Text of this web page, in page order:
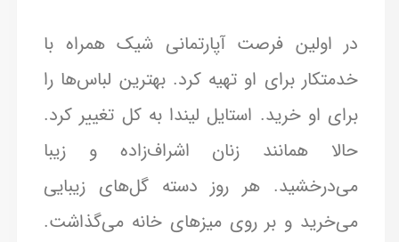
در اولین فرصت آپارتمانی شیک همراه با
خدمتکار برای او تهیه کرد. بهترین لباس‌ها را
برای او خرید. استایل لیندا به کل تغییر کرد.
حالا همانند زنان اشراف‌زاده و زیبا
می‌درخشید. هر روز دسته گل‌های زیبایی
می‌خرید و بر روی میزهای خانه می‌گذاشت.